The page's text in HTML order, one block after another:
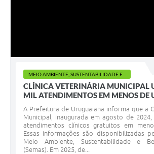
MEIO AMBIENTE, SUSTENTABILIDADE E...
CLÍNICA VETERINÁRIA MUNICIPAL
MIL ATENDIMENTOS EM MENOS DE
A Prefeitura de Uruguaiana informa que a
Municipal, inaugurada em agosto de
atendimentos clínicos gratuitos em
Essas informações são disponibilizadas
Meio Ambiente, Sustentabilidade e
(Semas). Em 2025, de...